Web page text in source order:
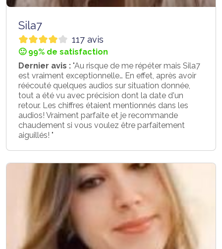
Sila7
117 avis
🙂 99% de satisfaction
Dernier avis : "Au risque de me répéter mais Sila7
est vraiment exceptionnelle… En effet, après avoir
réécouté quelques audios sur situation donnée,
tout a été vu avec précision dont la date d'un
retour. Les chiffres étaient mentionnés dans les
audios! Vraiment parfaite et je recommande
chaudement si vous voulez être parfaitement
aiguillés! "